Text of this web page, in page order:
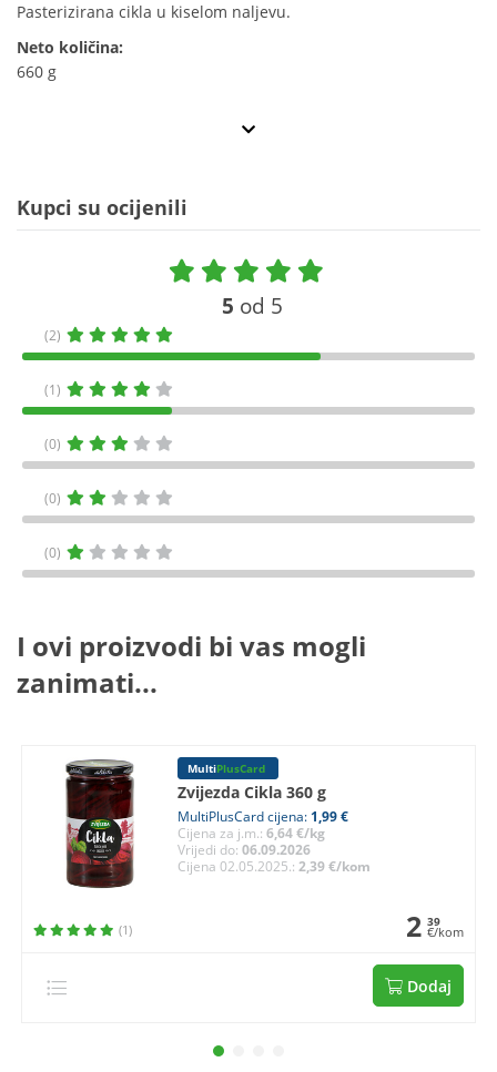
Pasterizirana cikla u kiselom naljevu.
Neto količina:
660 g
Kupci su ocijenili
5 od 5
(2)
(1)
(0)
(0)
(0)
I ovi proizvodi bi vas mogli
zanimati...
MultiPlusCard
Zvijezda Cikla 360 g
MultiPlusCard cijena: 1,99 €
Cijena za j.m.:6,64 €/kg
Vrijedi do:06.09.2026
Cijena 02.05.2025.:2,39 €/kom
(1) 2 39
€/kom
Dodaj